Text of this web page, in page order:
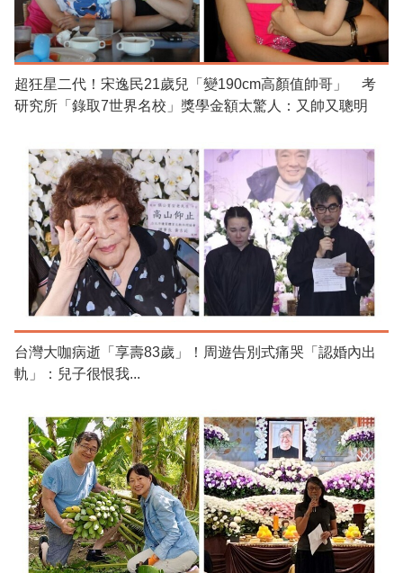
超狂星二代！宋逸民21歲兒「變190cm高顏值帥哥」 考
研究所「錄取7世界名校」獎學金額太驚人：又帥又聰明
台灣大咖病逝「享壽83歲」！周遊告別式痛哭「認婚內出
軌」：兒子很恨我...